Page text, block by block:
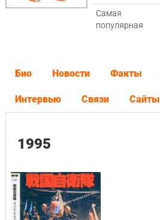
Самая
популярная
Био Новости Факты
Интервью Связи Сайты
1995